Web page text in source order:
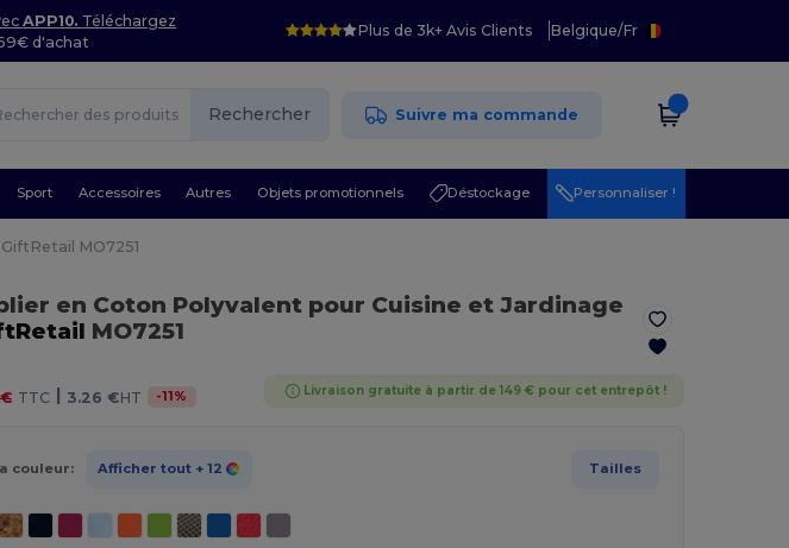
APP10. Téléchargez
d'achat
Plus de 3k+ Avis Clients Belgique/Fr
Rechercher Suivre ma commande
Sport Accessoires Autres Objets promotionnels Déstockage Personnaliser !
GiftRetail MO7251
en Coton Polyvalent pour Cuisine et Jardinage
MO7251
TTC | 3.26 €HT -11% Livraison gratuite à partir de 149 € pour cet entrepôt !
couleur: Afficher tout + 12 Tailles